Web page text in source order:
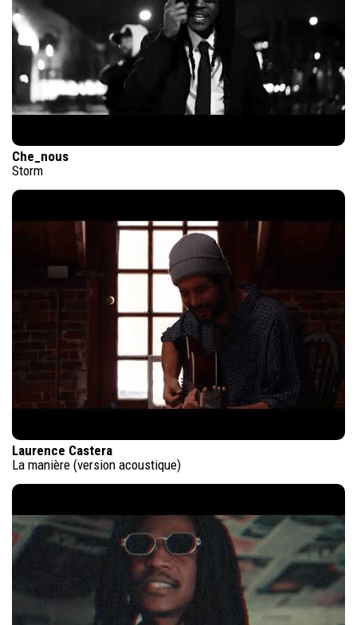
Che_nous
Storm
Laurence Castera
La manière (version acoustique)